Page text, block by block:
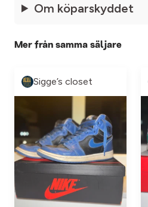
Om köparskyddet
Mer från samma säljare
Sigge’s closet